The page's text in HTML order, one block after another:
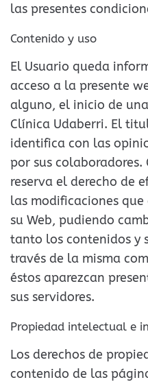
las presentes
Contenido y uso
El Usuario queda
acceso a la presente
alguno, el inicio de
Clínica Udaberri. El
identifica con las
por sus colaboradores.
reserva el derecho de
las modificaciones
su Web, pudiendo
tanto los contenidos y
través de la misma
éstos aparezcan
sus servidores.
Propiedad intelectual e
Los derechos de
contenido de las